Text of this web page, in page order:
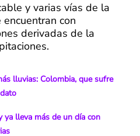
y varias vías de la
con
derivadas de la
lluvias: Colombia, que sufre
ya lleva más de un día con